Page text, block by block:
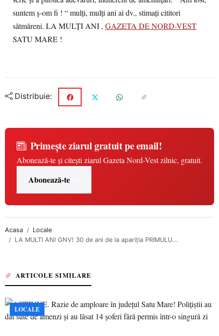
suntem ş-om fi ! “ mulţi, mulţi ani ai dv., stimaţi cititori
sătmăreni. LA MULŢI ANI , GAZETA DE NORD-VEST
SATU MARE !
Distribuie:
Primește ziarul gratuit pe email!
Abonează-te și citești ziarul Gazeta Nord-Vest zilnic, gratuit.
Abonează-te
Acasa
Locale
LA MULTI ANI GNV! 30 de ani de la apariția PRIMULU...
ARTICOLE SIMILARE
LOCALE